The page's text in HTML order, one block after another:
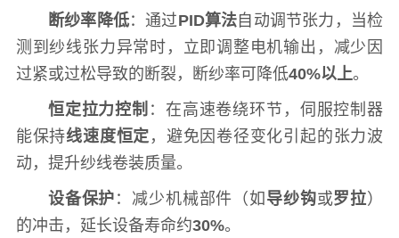
断纱率降低：通过PID算法 自动调节张力，当检
测到纱线张力异常时，立即调整电机输出，减少因
过紧或过松导致的断裂，断纱率可降低40%以上。
恒定拉力控制 ：在高速卷绕环节，伺服控制器
能保持线速度恒定 ，避免因卷径变化引起的张力波
动，提升纱线卷装质量。
设备保护 ：减少机械部件（如 导纱钩或罗拉）
的冲击，延长设备寿命约30%。